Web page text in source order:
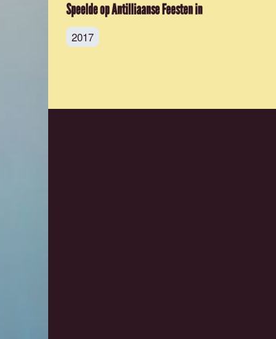
Speelde op Antilliaanse Feesten in
2017